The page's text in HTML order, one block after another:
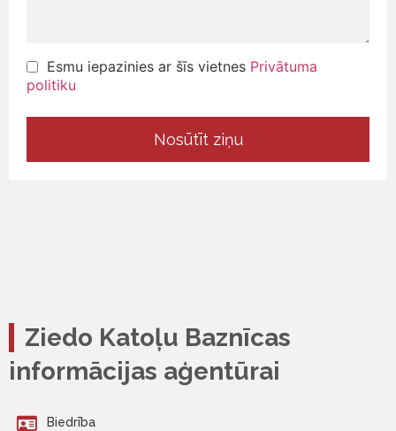
Esmu iepazinies ar šīs vietnes Privātuma
politiku
Ziedo Katoļu Baznīcas
informācijas aģentūrai
Biedrība